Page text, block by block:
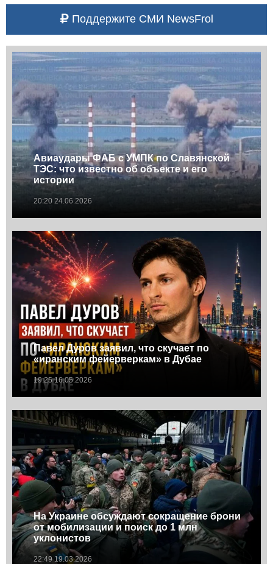
Поддержите СМИ NewsFrol
Авиаудары ФАБ с УМПК по Славянской
ТЭС: что известно об объекте и его
истории
20:20 24.06.2026
Павел Дуров заявил, что скучает по
«иранским фейерверкам» в Дубае
19:25 16.05.2026
На Украине обсуждают сокращение брони
от мобилизации и поиск до 1 млн
уклонистов
22:49 19.03.2026